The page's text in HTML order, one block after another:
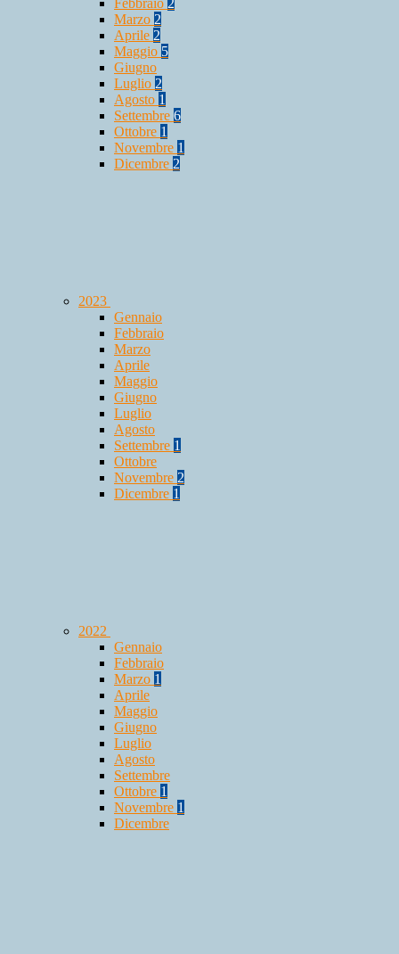
Febbraio 2
Marzo 2
Aprile 2
Maggio 5
Giugno
Luglio 2
Agosto 1
Settembre 6
Ottobre 1
Novembre 1
Dicembre 2
2023
Gennaio
Febbraio
Marzo
Aprile
Maggio
Giugno
Luglio
Agosto
Settembre 1
Ottobre
Novembre 2
Dicembre 1
2022
Gennaio
Febbraio
Marzo 1
Aprile
Maggio
Giugno
Luglio
Agosto
Settembre
Ottobre 1
Novembre 1
Dicembre